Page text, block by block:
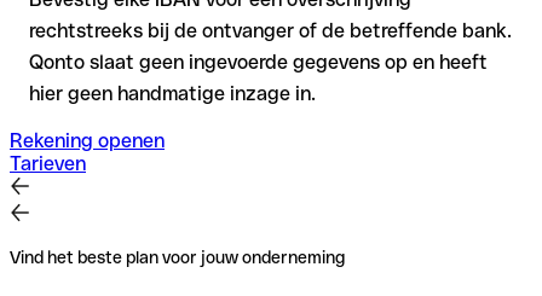
rechtstreeks bij de ontvanger of de betreffende bank.
Qonto slaat geen ingevoerde gegevens op en heeft
hier geen handmatige inzage in.
Rekening openen
Tarieven
Vind het beste plan voor jouw onderneming